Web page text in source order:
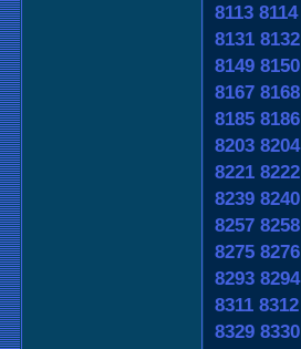
8113 8114
8131 8132
8149 8150
8167 8168
8185 8186
8203 8204
8221 8222
8239 8240
8257 8258
8275 8276
8293 8294
8311 8312
8329 8330